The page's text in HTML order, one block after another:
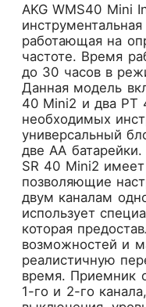
AKG WMS40 Mini
работающая на
частоте. Время
до 30 часов в
Данная модель
40 Mini2 и два PT
необходимых
универсальный
две AA батарейки.
SR 40 Mini2
позволяющие
двум каналам
использует
которая
возможностей и
реалистичную
время. Приемник
1-го и 2-го